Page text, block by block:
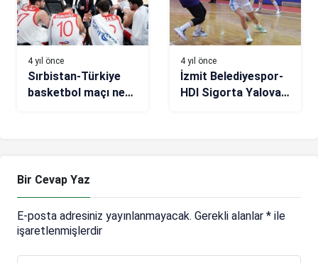
4 yıl önce
Sırbistan-Türkiye
basketbol maçı ne
4 yıl önce
İzmit Belediyespor-
HDI Sigorta Yalova
Bir Cevap Yaz
E-posta adresiniz yayınlanmayacak. Gerekli alanlar * ile
işaretlenmişlerdir